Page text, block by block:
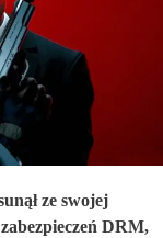
ze swojej
DRM,